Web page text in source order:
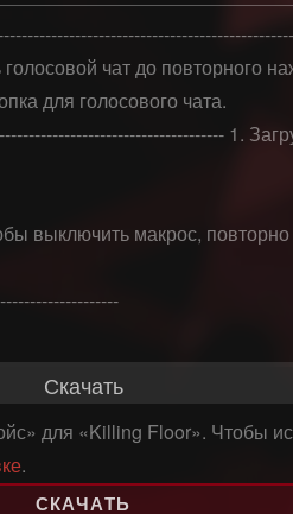
чат до повторного
для голосового чата.
1.
выключить макрос,
Скачать
для «Killing Floor». Чтобы
.
СКАЧАТЬ